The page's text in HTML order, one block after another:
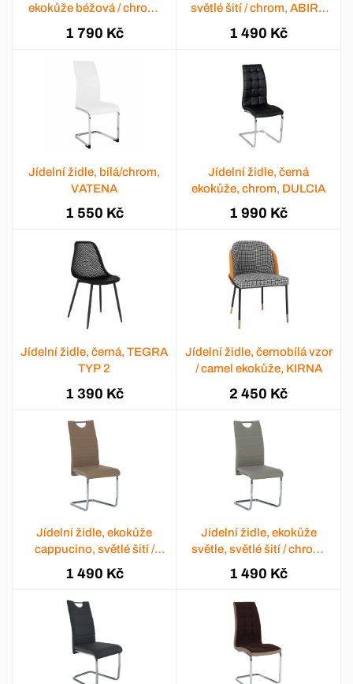
ekokůže béžová / chrom,
SALOMA NEW
1 790 Kč
světlé šití / chrom, ABIRA
NEW
1 490 Kč
Jídelní židle, bílá/chrom,
VATENA
1 550 Kč
Jídelní židle, černá
ekokůže, chrom, DULCIA
1 990 Kč
Jídelní židle, černá, TEGRA
TYP 2
1 390 Kč
Jídelní židle, černobílá vzor
/ camel ekokůže, KIRNA
2 450 Kč
Jídelní židle, ekokůže
cappucino, světlé šití /
chrom,ABIRA NEW
1 490 Kč
Jídelní židle, ekokůže
světle, světlé šití / chrom,
ABIRA NEW
1 490 Kč